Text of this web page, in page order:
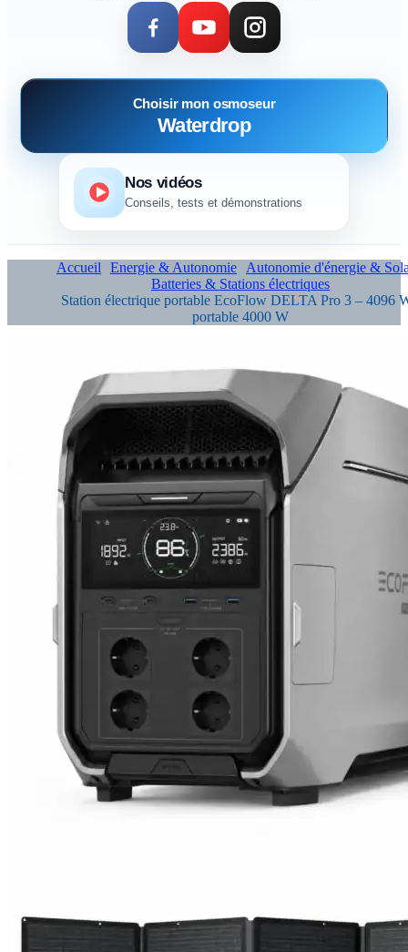
Choisir mon osmoseur
Waterdrop
Nos vidéos
Conseils, tests et démonstrations
Accueil Energie & Autonomie
Autonomie d'énergie &
Batteries & Stations électriques
Station électrique portable EcoFlow DELTA Pro 3 – 4096
portable 4000 W